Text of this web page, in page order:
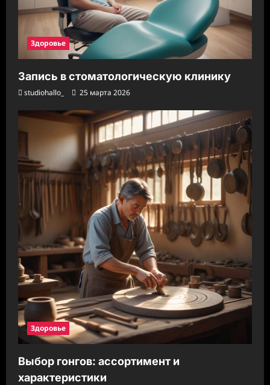
Здоровье
Запись в стоматологическую клинику
studiohallo_ 25 марта 2026
Здоровье
Выбор гонгов: ассортимент и
характеристики